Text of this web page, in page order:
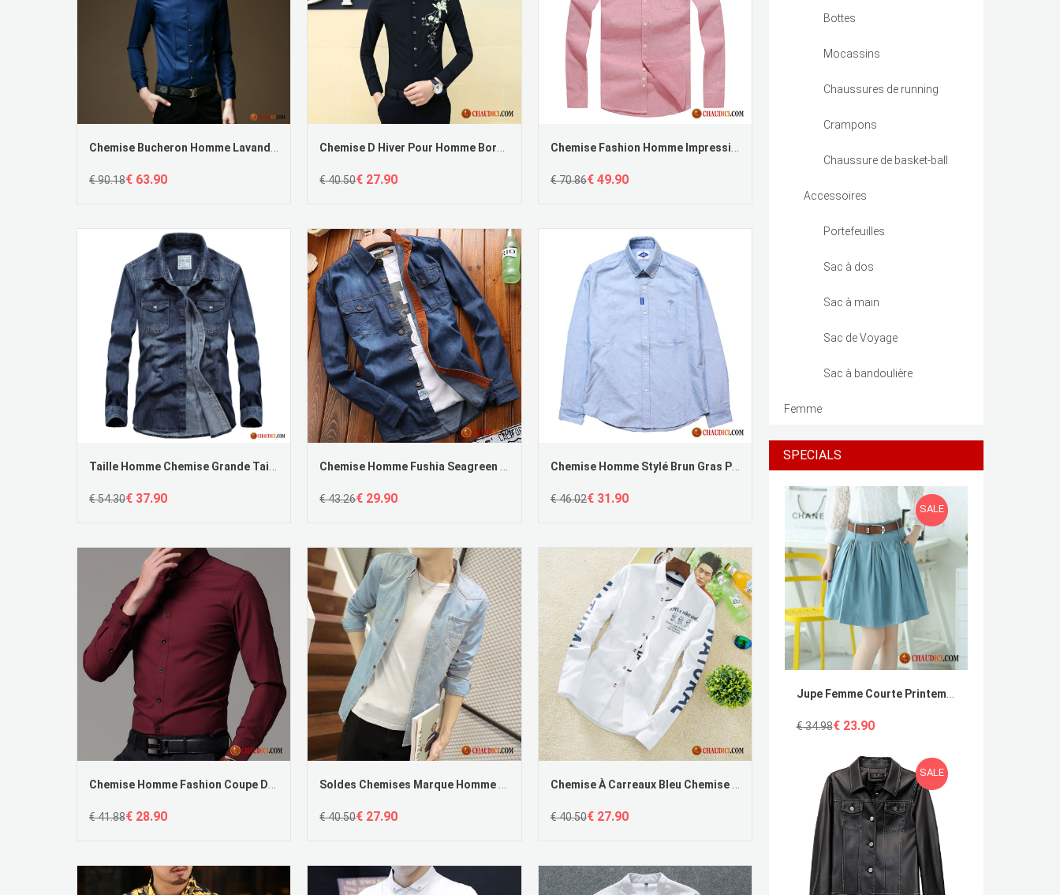
Chemise Bucheron Homme Lavande Printemps Longues Chemise Homme Slim
€ 90.18€ 63.90
Chemise D Hiver Pour Homme Bordeaux Longues Slim Chemise Broderie Blanc Pas Cher
€ 40.50€ 27.90
Chemise Fashion Homme Impression Bétail Tendance Chemise Jeunesse Pas Cher
€ 70.86€ 49.90
Taille Homme Chemise Grande Taille Printemps Denim Homme Baggy Pas Cher
€ 54.30€ 37.90
Chemise Homme Fushia Seagreen Denim Chemise Légère Une Veste Baggy
€ 43.26€ 29.90
Chemise Homme Stylé Brun Gras Pure Jeunesse Bétail Étudiant Pas Cher
€ 46.02€ 31.90
Chemise Homme Fashion Coupe Droite Crème De Travail Longues Chemise Slim Printemps Pas Cher
€ 41.88€ 28.90
Soldes Chemises Marque Homme Slim Étudiant Longues Homme Tendance
€ 40.50€ 27.90
Chemise À Carreaux Bleu Chemise Longues Blanc Impression Homme
€ 40.50€ 27.90
Bottes
Mocassins
Chaussures de running
Crampons
Chaussure de basket-ball
Accessoires
Portefeuilles
Sac à dos
Sac à main
Sac de Voyage
Sac à bandoulière
Femme
SPECIALS
SALE
€ 34.98€ 23.90
SALE